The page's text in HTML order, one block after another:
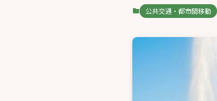
公共交通・都市間移動